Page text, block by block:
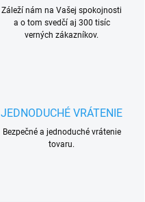
Záleží nám na Vašej spokojnosti
a o tom svedčí aj 300 tisíc
verných zákazníkov.
JEDNODUCHÉ VRÁTENIE
Bezpečné a jednoduché vrátenie
tovaru.